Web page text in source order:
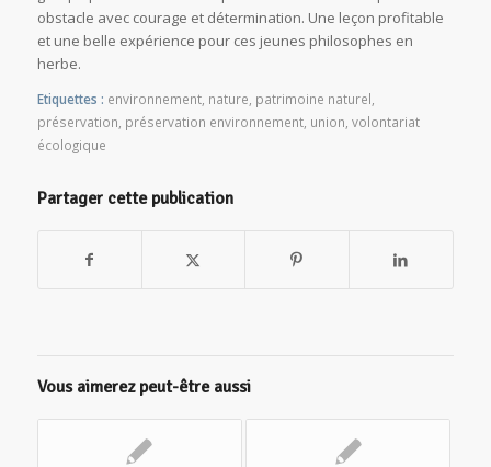
obstacle avec courage et détermination. Une leçon profitable
et une belle expérience pour ces jeunes philosophes en
herbe.
Etiquettes : environnement, nature patrimoine naturel
préservation préservation environnement, union volontariat
écologique
Partager cette publication
Vous aimerez peut-être aussi